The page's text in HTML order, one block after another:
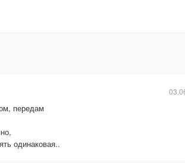
передам
одинаковая..